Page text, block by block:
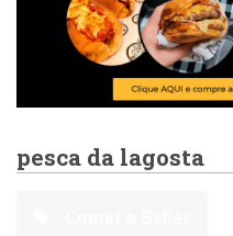
pesca da lagosta